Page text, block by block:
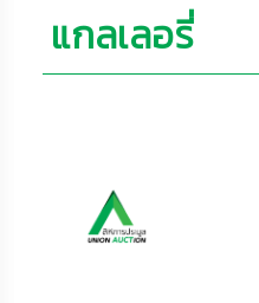
แกลเลอรี่